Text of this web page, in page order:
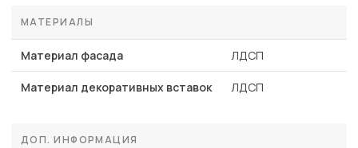
МАТЕРИАЛЫ
Материал фасада ЛДСП
Материал декоративных вставок ЛДСП
ДОП. ИНФОРМАЦИЯ